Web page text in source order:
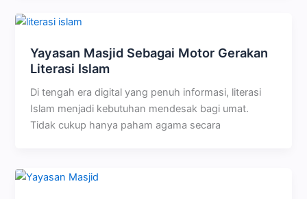
Yayasan Masjid Sebagai Motor Gerakan
Literasi Islam
Di tengah era digital yang penuh informasi, literasi
Islam menjadi kebutuhan mendesak bagi umat.
Tidak cukup hanya paham agama secara